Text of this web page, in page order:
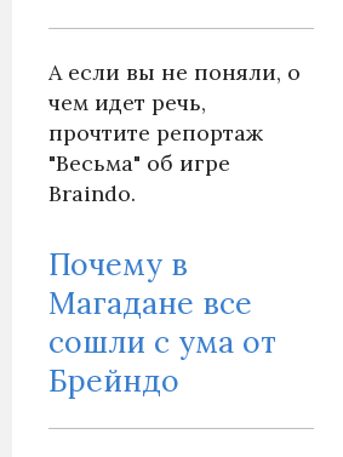
А если вы не поняли, о
чем идет речь,
прочтите репортаж
"Весьма" об игре
Braindo.
Почему в
Магадане все
сошли с ума от
Брейндо